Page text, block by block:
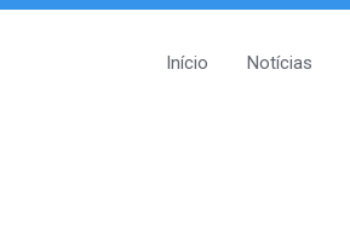
Início Notícias